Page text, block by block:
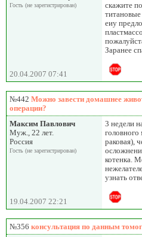
Гость (не зарегистрирован)
скажите
титановые
еиу
Заранее
20.04.2007 07:41
№442 Можно завести домашнее
операции?
Максим Павлович
Муж., 22 лет.
Россия
Гость (не зарегистрирован)
3 недели
головного
раковая),
котенка.
узнать
19.04.2007 22:21
№356 консультация по данным